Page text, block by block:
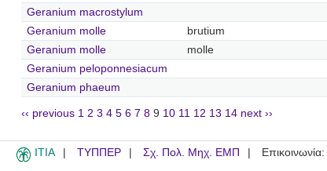
Geranium macrostylum
Geranium molle
brutium
Geranium molle
molle
Geranium peloponnesiacum
Geranium phaeum
‹‹ previous 1 2 3 4 5 6 7 8 9 10 11 12 13 14 next ››
ITIA ΤΥΠΠΕΡ Σχ. Πολ. Μηχ. ΕΜΠ Επικοινωνία: